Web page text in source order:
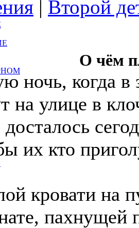
| Второй
О чём
ночь, когда в
на улице в
их кто
кровати на